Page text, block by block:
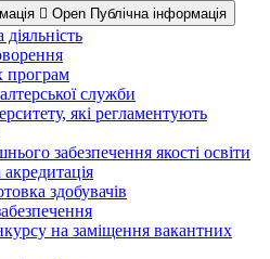
Open Публічна інформація
програм
служби
які регламентують
забезпечення якості освіти
здобувачів
на заміщення вакантних